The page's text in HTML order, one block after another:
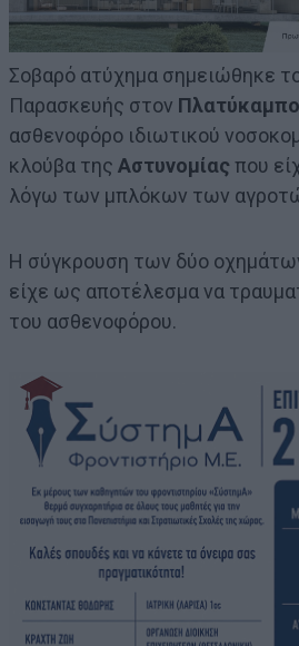
Σοβαρό ατύχημα σημειώθηκε
Παρασκευής στον
ασθενοφόρο ιδιωτικού
κλούβα της Αστυνομίαςπου
λόγω των μπλόκων των
Η σύγκρουση των δύο
είχε ως αποτέλεσμα να
του ασθενοφόρου.